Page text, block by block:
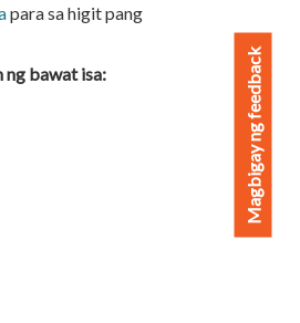
para sa higit pang
ng bawat isa:
Magbigay ng feedback